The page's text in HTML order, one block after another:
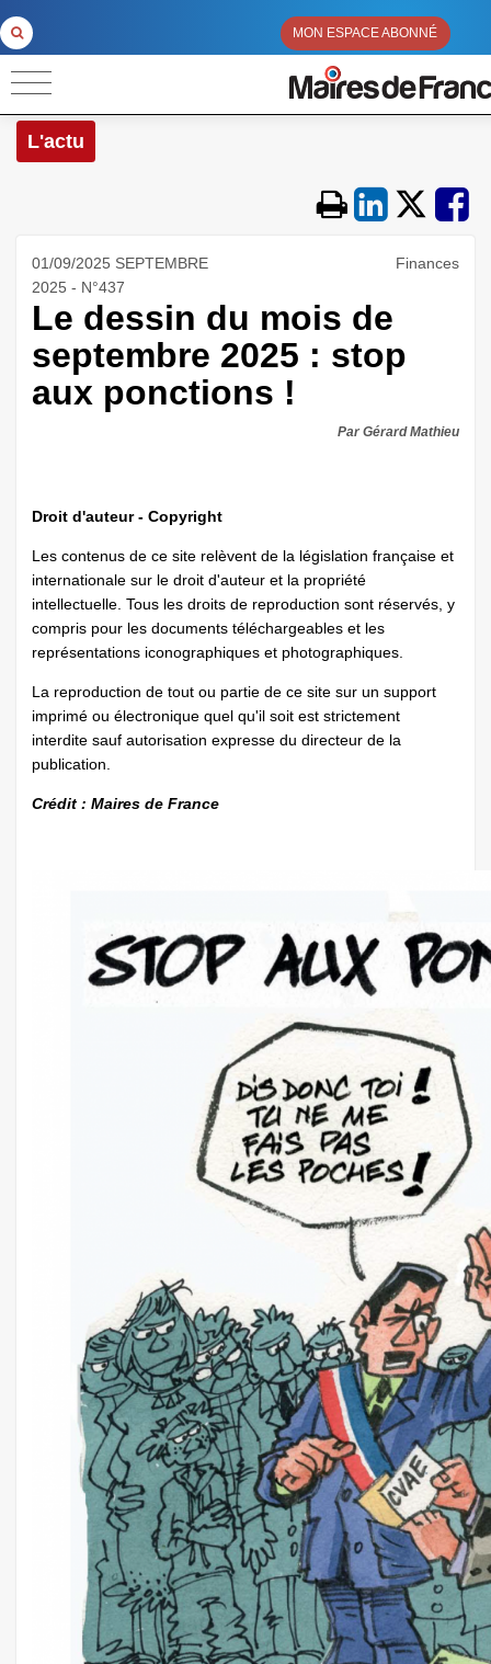
MON ESPACE ABONNÉ
L'actu
01/09/2025 SEPTEMBRE
2025 - N°437
Finances
Le dessin du mois de
septembre 2025 : stop
aux ponctions !
Par Gérard Mathieu
Droit d'auteur - Copyright
Les contenus de ce site relèvent de la législation française et
internationale sur le droit d'auteur et la propriété
intellectuelle. Tous les droits de reproduction sont réservés, y
compris pour les documents téléchargeables et les
représentations iconographiques et photographiques.
La reproduction de tout ou partie de ce site sur un support
imprimé ou électronique quel qu'il soit est strictement
interdite sauf autorisation expresse du directeur de la
publication.
Crédit : Maires de France